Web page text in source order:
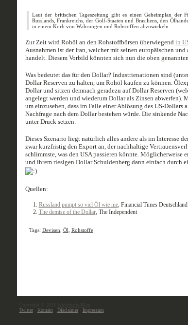
Laut der britischen Tageszeitung gibt es einen Geheimplan der
Russlands, Frankreichs, der Golf-Staaten und Brasiliens, den
in einem Korb von Währungen und Rohstoffen abzuwickeln.
Zur Zeit wird Rohöl an den Rohstoffbörsen überwiegend in
Ausnahmen ist der Iran, welcher mit seinen europäischen
handelt. Diesem Vorbild könnten sich nun die oben
Was bedeutet das für den Dollar? Industrienationen sind
Dollar Reserven zu halten, um Rohöl kaufen zu können.
Dollar und sitzen demnach geradezu auf Dollar Reserven
angelegt werden und wiederum Dollar als Zinsen abwerfen).
um einzusehen, dass im Falle einer Ablösung des US-
Nachfrage nach dem Dollar bestehen würde. Die sinkende
unter Druck setzen.
Dieses Szenario liegt natürlich alles andere als im Interesse
zwar kurzfristig den Export an, der nachhaltige
schlimmste, was den USA passieren könnte. Möglicherweise
und ihrem riesigen Dollar Schuldenberg dann einfach durch
Quellen:
Russland pumpt so viel Öl wie nie, Financial Times Deutschland
The demise of the Dollar, The Independent
Tags: Devisen Öl Rohstoffe
Twitter· Kontakt · Disclaimer· Impressum